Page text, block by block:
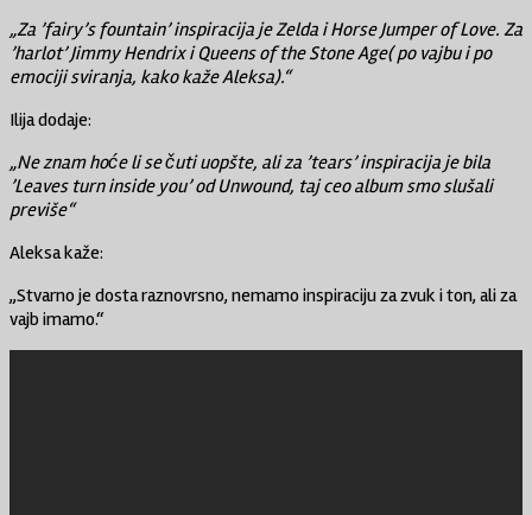
„Za ’fairy’s fountain’ inspiracija je Zelda i Horse Jumper of Love. Za
’harlot’ Jimmy Hendrix i Queens of the Stone Age( po vajbu i po
emociji sviranja, kako kaže Aleksa).“
Ilija dodaje:
„Ne znam hoće li se čuti uopšte, ali za ’tears’ inspiracija je bila
’Leaves turn inside you’ od Unwound, taj ceo album smo slušali
previše“
Aleksa kaže:
„Stvarno je dosta raznovrsno, nemamo inspiraciju za zvuk i ton, ali za
vajb imamo.“